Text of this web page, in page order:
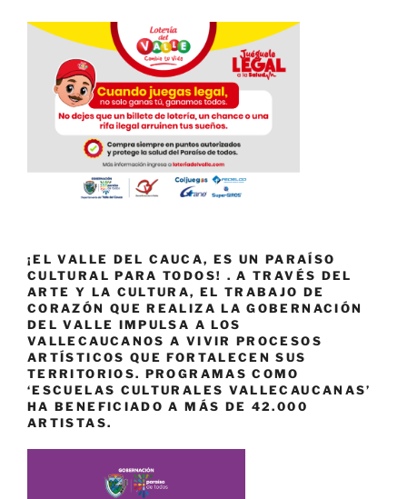
¡EL VALLE DEL CAUCA, ES UN PARAÍSO
CULTURAL PARA TODOS! . A TRAVÉS DEL
ARTE Y LA CULTURA, EL TRABAJO DE
CORAZÓN QUE REALIZA LA GOBERNACIÓN
DEL VALLE IMPULSA A LOS
VALLECAUCANOS A VIVIR PROCESOS
ARTÍSTICOS QUE FORTALECEN SUS
TERRITORIOS. PROGRAMAS COMO
‘ESCUELAS CULTURALES VALLECAUCANAS’
HA BENEFICIADO A MÁS DE 42.000
ARTISTAS.